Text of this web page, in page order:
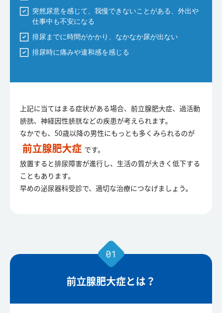
突然尿意を感じて、我慢できないことがある、外出や
仕事中も不安になる
排尿までに時間がかかり、なかなか尿が出ない
排尿時に痛みや違和感を感じる
上記に当てはまる症状がある場合、前立腺肥大症、過活動
膀胱、神経因性膀胱などの疾患が考えられます。
なかでも、50歳以降の男性にもっとも多くみられるのが
前立腺肥大症 です。
放置すると排尿障害が進行し、生活の質が大きく低下する
こともあります。
早めの泌尿器科受診で、適切な治療につなげましょう。
前立腺肥大症とは？